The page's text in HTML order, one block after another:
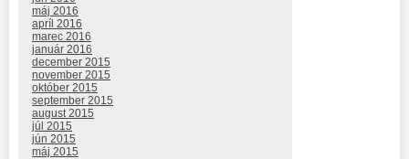
máj 2016
apríl 2016
marec 2016
január 2016
december 2015
november 2015
október 2015
september 2015
august 2015
júl 2015
jún 2015
máj 2015